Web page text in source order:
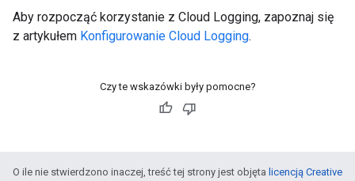
Aby rozpocząć korzystanie z Cloud Logging, zapoznaj się
z artykułem Konfigurowanie Cloud Logging.
Czy te wskazówki były pomocne?
O ile nie stwierdzono inaczej, treść tej strony jest objęta licencją Creative